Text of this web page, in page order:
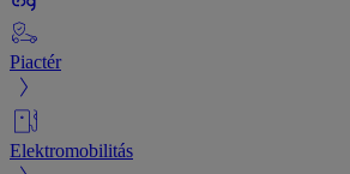
Piactér
Elektromobilitás